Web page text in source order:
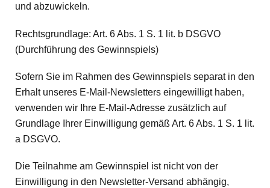
und abzuwickeln.
Rechtsgrundlage: Art. 6 Abs. 1 S. 1 lit. b DSGVO
(Durchführung des Gewinnspiels)
Sofern Sie im Rahmen des Gewinnspiels separat in den
Erhalt unseres E-Mail-Newsletters eingewilligt haben,
verwenden wir Ihre E-Mail-Adresse zusätzlich auf
Grundlage Ihrer Einwilligung gemäß Art. 6 Abs. 1 S. 1 lit.
a DSGVO.
Die Teilnahme am Gewinnspiel ist nicht von der
Einwilligung in den Newsletter-Versand abhängig,